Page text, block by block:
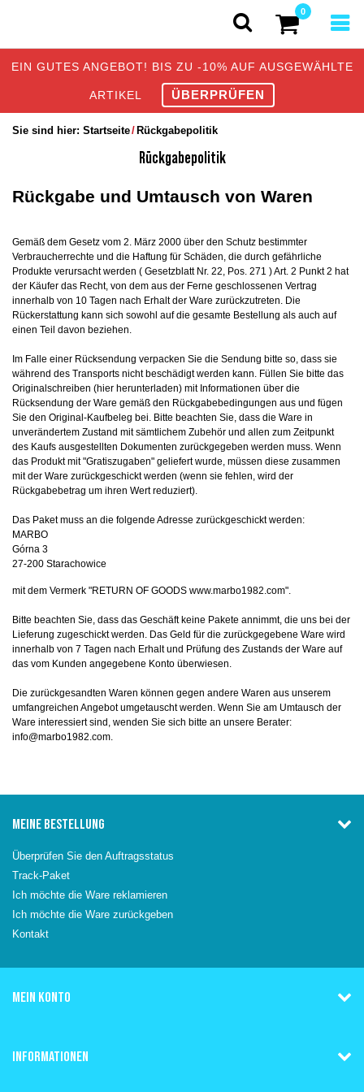
EIN GUTES ANGEBOT! BIS ZU -10% AUF AUSGEWÄHLTE
ARTIKEL ÜBERPRÜFEN
0
Sie sind hier: Startseite Rückgabepolitik
Rückgabepolitik
Rückgabe und Umtausch von Waren
Gemäß dem Gesetz vom 2. März 2000 über den Schutz bestimmter
Verbraucherrechte und die Haftung für Schäden, die durch gefährliche
Produkte verursacht werden ( Gesetzblatt Nr. 22, Pos. 271 ) Art. 2 Punkt 2 hat
der Käufer das Recht, von dem aus der Ferne geschlossenen Vertrag
innerhalb von 10 Tagen nach Erhalt der Ware zurückzutreten. Die
Rückerstattung kann sich sowohl auf die gesamte Bestellung als auch auf
einen Teil davon beziehen.
Im Falle einer Rücksendung verpacken Sie die Sendung bitte so, dass sie
während des Transports nicht beschädigt werden kann. Füllen Sie bitte das
Originalschreiben (hier herunterladen) mit Informationen über die
Rücksendung der Ware gemäß den Rückgabebedingungen aus und fügen
Sie den Original-Kaufbeleg bei. Bitte beachten Sie, dass die Ware in
unverändertem Zustand mit sämtlichem Zubehör und allen zum Zeitpunkt
des Kaufs ausgestellten Dokumenten zurückgegeben werden muss. Wenn
das Produkt mit "Gratiszugaben" geliefert wurde, müssen diese zusammen
mit der Ware zurückgeschickt werden (wenn sie fehlen, wird der
Rückgabebetrag um ihren Wert reduziert).
Das Paket muss an die folgende Adresse zurückgeschickt werden:
MARBO
Górna 3
27-200 Starachowice
mit dem Vermerk "RETURN OF GOODS www.marbo1982.com".
Bitte beachten Sie, dass das Geschäft keine Pakete annimmt, die uns bei der
Lieferung zugeschickt werden. Das Geld für die zurückgegebene Ware wird
innerhalb von 7 Tagen nach Erhalt und Prüfung des Zustands der Ware auf
das vom Kunden angegebene Konto überwiesen.
Die zurückgesandten Waren können gegen andere Waren aus unserem
umfangreichen Angebot umgetauscht werden. Wenn Sie am Umtausch der
Ware interessiert sind, wenden Sie sich bitte an unsere Berater:
info@marbo1982.com.
MEINE BESTELLUNG
Überprüfen Sie den Auftragsstatus
Track-Paket
Ich möchte die Ware reklamieren
Ich möchte die Ware zurückgeben
Kontakt
MEIN KONTO
INFORMATIONEN